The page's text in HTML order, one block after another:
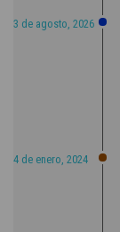
3 de agosto, 2026
4 de enero, 2024